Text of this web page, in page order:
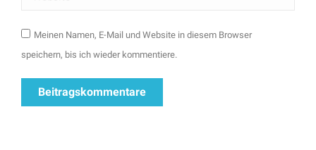
Meinen Namen, E-Mail und Website in diesem Browser
speichern, bis ich wieder kommentiere.
Beitragskommentare